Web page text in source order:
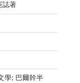
誌著
學; 巴爾幹半